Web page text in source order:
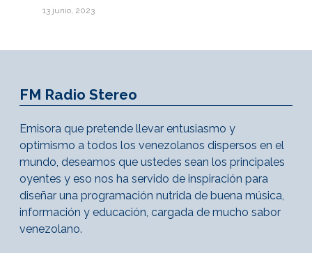
13 junio, 2023
FM Radio Stereo
Emisora que pretende llevar entusiasmo y
optimismo a todos los venezolanos dispersos en el
mundo, deseamos que ustedes sean los principales
oyentes y eso nos ha servido de inspiración para
diseñar una programación nutrida de buena música,
información y educación, cargada de mucho sabor
venezolano.